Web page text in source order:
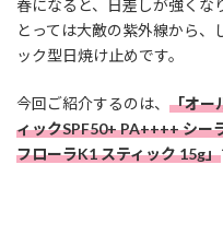
春になると、日差しが強くな
とっては大敵の紫外線から、
ック型日焼け止めです。
今回ご紹介するのは、 「オー
ィックSPF50+ PA++++ シー
フローラK1 スティック 15g」